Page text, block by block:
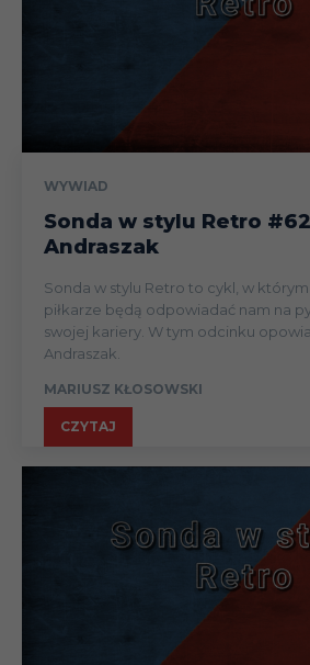
WYWIAD
Sonda w stylu Retro #62
Andraszak
Sonda w stylu Retro to cykl, w
piłkarze będą odpowiadać nam na
swojej kariery. W tym odcinku
Andraszak.
MARIUSZ KŁOSOWSKI
CZYTAJ